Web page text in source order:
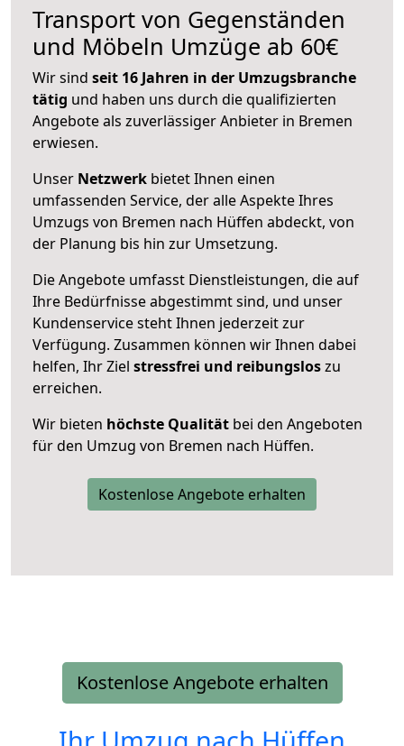
Transport von Gegenständen
und Möbeln Umzüge ab 60€
Wir sind seit 16 Jahren in der Umzugsbranche
tätig und haben uns durch die qualifizierten
Angebote als zuverlässiger Anbieter in Bremen
erwiesen.
Unser Netzwerk bietet Ihnen einen
umfassenden Service, der alle Aspekte Ihres
Umzugs von Bremen nach Hüffen abdeckt, von
der Planung bis hin zur Umsetzung.
Die Angebote umfasst Dienstleistungen, die auf
Ihre Bedürfnisse abgestimmt sind, und unser
Kundenservice steht Ihnen jederzeit zur
Verfügung. Zusammen können wir Ihnen dabei
helfen, Ihr Ziel stressfrei und reibungsloszu
erreichen.
Wir bieten höchste Qualität bei den Angeboten
für den Umzug von Bremen nach Hüffen.
Kostenlose Angebote erhalten
Kostenlose Angebote erhalten